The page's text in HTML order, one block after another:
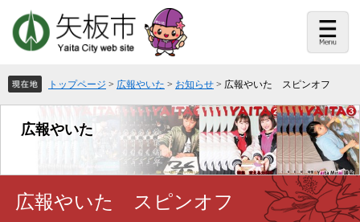
頭
で
す。
飛
ば
し
トップページ > 広報やいた > お知らせ > 広報やいた スピンオフ
広報やいた
広報やいた スピンオフ